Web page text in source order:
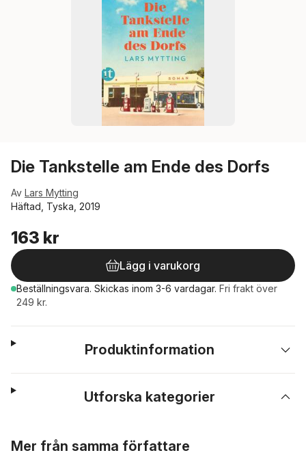
Die Tankstelle am Ende des Dorfs
Av Lars Mytting
Häftad, Tyska, 2019
163 kr
Lägg i varukorg
Beställningsvara. Skickas inom 3-6 vardagar. Fri frakt över
249 kr.
Produktinformation
Utforska kategorier
Mer från samma författare